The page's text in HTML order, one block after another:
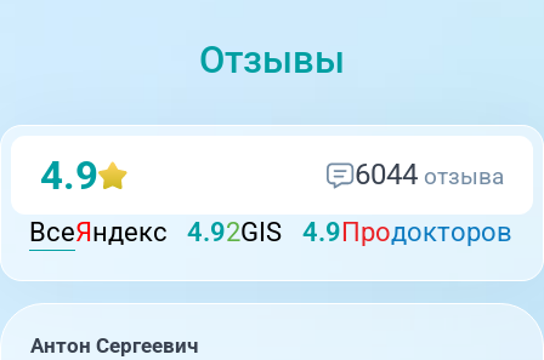
Отзывы
4.9 6044отзыва
ВсеЯндекс 4.92GIS 4.9Продокторов
Антон Сергеевич